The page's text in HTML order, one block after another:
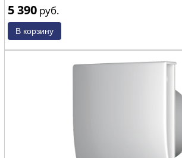
5 390 руб.